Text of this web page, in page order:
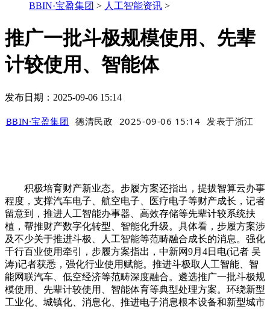
BBIN·宝盈集团 > 人工智能资讯 >
推广一批斗极规模使用、先辈
计较使用、智能体
发布日期：2025-09-06 15:14
BBIN·宝盈集团 德清民政 2025-09-06 15:14 发表于浙江
积极培育财产新业态。步履方案还指出，提拔智算云办事
程度，支撑汽车电子、航空电子、医疗电子等财产成长，记者
留意到，推进人工智能办事器、高效存储等先辈计较系统扶
植，帮推财产数字化转型、智能化升级。具体看，步履方案涉
及不少关于推进斗极、人工智能等范畴融合成长的消息。强化
千行百业使用牵引，步履方案指出，中新网9月4日电(记者 吴
涛)记者获悉，强化行业使用赋能。推进斗极取人工智能、智
能网联汽车、低空经济等范畴深度融合。遴选推广一批斗极规
模使用、先辈计较使用、智能体育等典型处理方案。环绕新型
工业化、城镇化、消息化、推进电子消息根本设备和新型城市